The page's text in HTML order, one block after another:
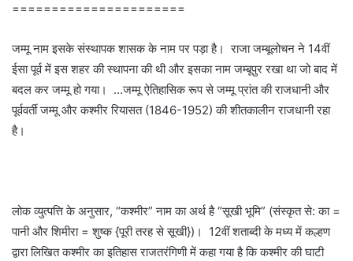
======================
जम्मू नाम इसके संस्थापक शासक के नाम पर पड़ा है। राजा जम्बूलोचन ने 14वीं
ईसा पूर्व में इस शहर की स्थापना की थी और इसका नाम जम्बूपुर रखा था जो बाद में
बदल कर जम्मू हो गया। …जम्मू ऐतिहासिक रूप से जम्मू प्रांत की राजधानी और
पूर्ववर्ती जम्मू और कश्मीर रियासत (1846-1952) की शीतकालीन राजधानी रहा
है।
लोक व्युत्पत्ति के अनुसार, “कश्मीर” नाम का अर्थ है “सूखी भूमि” (संस्कृत से: का =
पानी और शिमीरा = शुष्क {पूरी तरह से सूखी})। 12वीं शताब्दी के मध्य में कल्हण
द्वारा लिखित कश्मीर का इतिहास राजतरंगिणी में कहा गया है कि कश्मीर की घाटी